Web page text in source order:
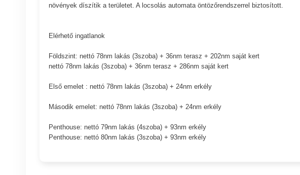
növények díszítik a területet. A locsolás automata öntözőrendszerrel biztosított.
Elérhető ingatlanok
Földszint: nettó 78nm lakás (3szoba) + 36nm terasz + 202nm saját kert
nettó 78nm lakás (3szoba) + 36nm terasz + 286nm saját kert
Első emelet : nettó 78nm lakás (3szoba) + 24nm erkély
Második emelet: nettó 78nm lakás (3szoba) + 24nm erkély
Penthouse: nettó 79nm lakás (4szoba) + 93nm erkély
Penthouse: nettó 80nm lakás (3szoba) + 93nm erkély